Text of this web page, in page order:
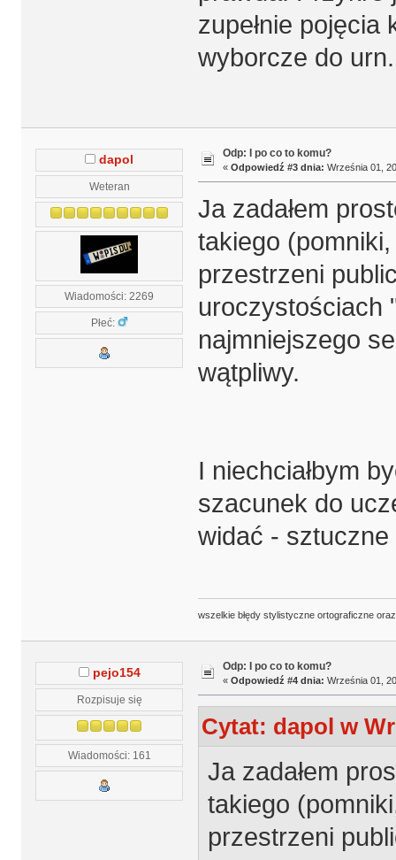
zupełnie
wyborcze do
dapol
Weteran
Wiadomości: 2269
Płeć:
Odp: I po co to komu?
« Odpowiedź #3 dnia: Września 01,
Ja zadałem
takiego
przestrzeni
uroczystościach
najmniejszego
wątpliwy.
I niechciałbym
szacunek do
widać - sztuczne
wszelkie błędy stylistyczne ortograficzne
pejo154
Rozpisuje się
Wiadomości: 161
Odp: I po co to komu?
« Odpowiedź #4 dnia: Września 01,
Cytat: dapol w
Ja zadałem
takiego
przestrzeni